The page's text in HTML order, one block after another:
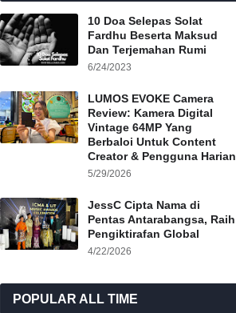
10 Doa Selepas Solat
Fardhu Beserta Maksud
Dan Terjemahan Rumi
6/24/2023
LUMOS EVOKE Camera
Review: Kamera Digital
Vintage 64MP Yang
Berbaloi Untuk Content
Creator & Pengguna Harian
5/29/2026
JessC Cipta Nama di
Pentas Antarabangsa, Raih
Pengiktirafan Global
4/22/2026
POPULAR ALL TIME